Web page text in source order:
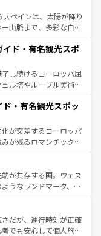
光の合間には、本場の
料理を堪能することも
、すべての瞬間を楽し
テンツ一覧を参照してほ
ペインは、太陽が降り
山脈まで、多彩な自然
フラメンコ、熱気あふ
生活の一部となってい
囲気や、バルセロナの
古代ローマ遺跡や中世
なるスペインはその個
ド・有名観光スポ
し続けるヨーロッパ屈
ル塔やルーブル美術館
麗な宮殿、歴史的な大
自然が、訪れる者を心
食の国としても知ら
化遺産にも登録されて
楽しみ方が可能だ。さ
れており、どの街角に
。パリ以外の個性あふ
・有名観光スポッ
が交差するヨーロッパ
が残るロマンチック街
飽きることがない。ベ
のアルプスの絶景、そ
た風景は必見。ビール
なお、新着の
照してほしい。
が共存する国。ウェス
うなランドマーク、歴
、優雅なアフタヌーン
英国パブ、サッカー観
も豊富。イギリスを旅
だが、運行時刻が正確
でも安心して個人旅行